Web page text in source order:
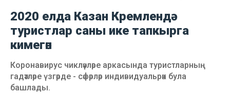
2020 елда Казан Кремлендә
туристлар саны ике тапкырга
кимегән
Коронавирус чикләүләре аркасында туристларның
гадәтләре үзгәрде - сәфәрләр индивидуальрәк була
башлады.